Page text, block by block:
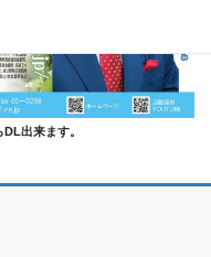
出来ます。